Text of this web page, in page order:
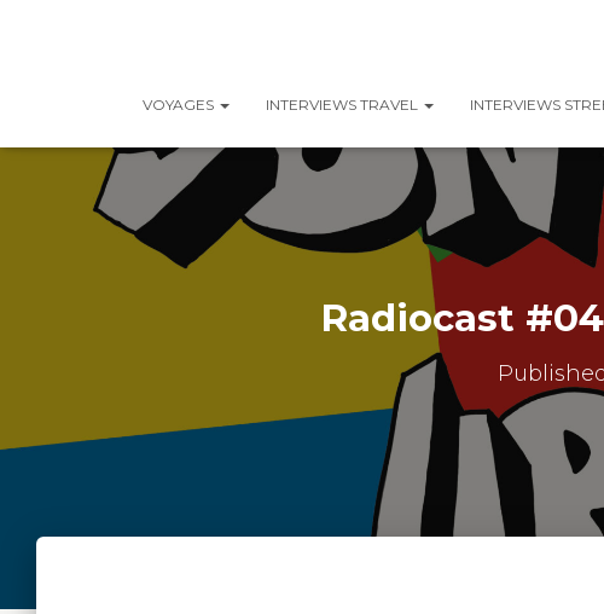
VOYAGES INTERVIEWS TRAVEL INTERVIEWS
Radiocast